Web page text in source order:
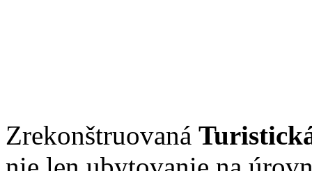
Zrekonštruovaná